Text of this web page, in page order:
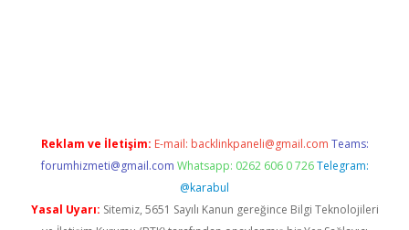
Reklam ve İletişim: E-mail: backlinkpaneli@gmail.com Teams:
forumhizmeti@gmail.com Whatsapp: 0262 606 0 726 Telegram:
@karabul
Yasal Uyarı: Sitemiz, 5651 Sayılı Kanun gereğince Bilgi Teknolojileri